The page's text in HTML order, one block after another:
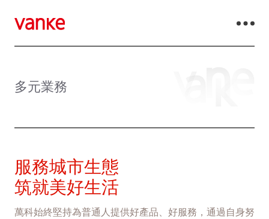
多元業務
服務城市生態
筑就美好生活
萬科始終堅持為普通人提供好產品、好服務，通過自身努